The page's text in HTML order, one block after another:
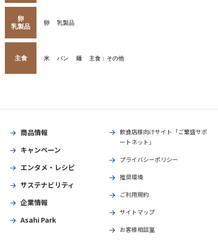
卵
乳製品
卵 乳製品
主食 米 パン 麺 主食：その他
商品情報
キャンペーン
エンタメ・レシピ
サステナビリティ
企業情報
Asahi Park
飲食店様向けサイト「ご繁盛サポ
ートネット」
プライバシーポリシー
推奨環境
ご利用規約
サイトマップ
お客様相談室